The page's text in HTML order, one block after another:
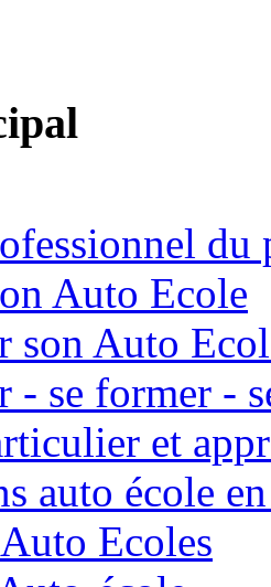
Auto Ecole
son Auto
- se former -
et
auto école
Ecoles